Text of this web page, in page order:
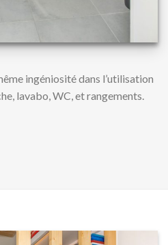
ingéniosité dans l’utilisation
lavabo, WC, et rangements.